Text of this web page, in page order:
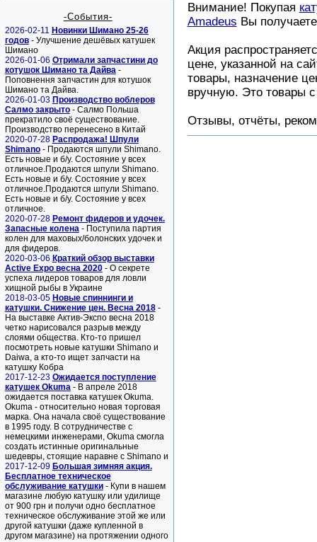
Внимание! Покупая
Amadeus Вы
Акция
цене, указанной на
товары, назначение
вручную. Это товары
Отзывы, отчёты,
-События-
2026-02-11 Новинки Шимано 25-26
годов - Улучшение дешёвых катушек
Шимано
2026-01-06 Отримали запчастини до
котушок Шимано та Дайва -
Поповнення запчастин для котушок
Шимано та Дайва.
2026-01-03 Производство воблеров
Салмо закрыто - Салмо Польша
прекратило своё существование.
Производство перенесено в Китай
2020-07-28 Распродажа! Шпули
Shimano - Продаются шпули Shimano.
Есть новые и б/у. Состояние у всех
отличное.Продаются шпули Shimano.
Есть новые и б/у. Состояние у всех
отличное.Продаются шпули Shimano.
Есть новые и б/у. Состояние у всех
отличное.
2020-07-28 Ремонт фидеров и удочек.
Запасные колена - Поступила партия
колен для маховых/болонских удочек и
для фидеров.
2020-03-06 Краткий обзор выставки
Active Expo весна 2020 - О секрете
успеха лидеров товаров для ловли
хищной рыбы в Украине
2018-03-05 Новые спиннинги и
катушки. Снижение цен. Весна 2018 -
На выставке Актив-Экспо весна 2018
четко нарисовался разрыв между
слоями общества. Кто-то пришел
посмотреть новые катушки Shimano и
Daiwa, а кто-то ищет запчасти на
катушку Кобра
2017-12-23 Ожидается поступление
катушек Okuma - В апреле 2018
ожидается поставка катушек Okuma.
Okuma - относительно новая торговая
марка. Она начала своё существование
в 1995 году. В сотрудничестве с
немецкими инженерами, Okuma смогла
создать истинные оригинальные
шедевры, стоящие наравне с Shimano и
2017-12-09 Большая зимняя акция.
Бесплатное техническое
обслуживание катушки - Купи в нашем
магазине любую катушку или удилище
от 900 грн и получи одно бесплатное
техническое обслуживание этой же или
другой катушки (даже купленной в
другом магазине) на протяжении одного